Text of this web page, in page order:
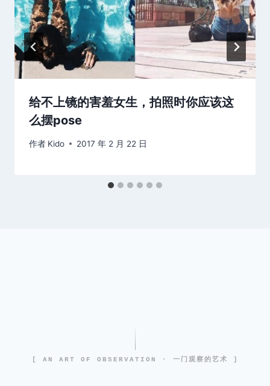
给不上镜的害羞女生，拍照时你应该这
么摆pose
作者 Kido 2017 年 2 月 22 日
[ AN ART OF OBSERVATION · 一门观察的艺术 ]